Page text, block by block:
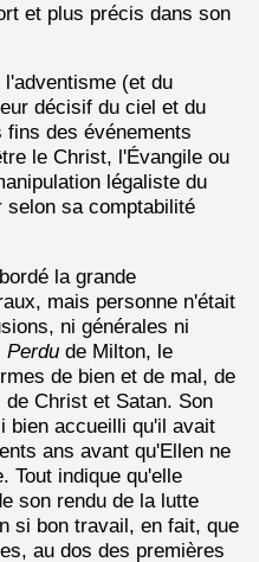
et plus précis dans son
(et du
décisif du ciel et du
des événements
le Christ, l'Évangile ou
légaliste du
selon sa comptabilité
la grande
mais personne n'était
ni générales ni
Perdu de Milton, le
de bien et de mal, de
Christ et Satan. Son
bien accueilli qu'il avait
ans avant qu'Ellen ne
Tout indique qu'elle
son rendu de la lutte
si bon travail, en fait, que
au dos des premières